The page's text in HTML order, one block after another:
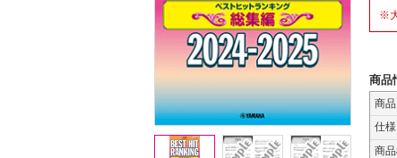
※
商品
商
仕様
商